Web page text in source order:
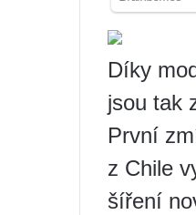
Díky
jsou tak
První
z Chile
šíření